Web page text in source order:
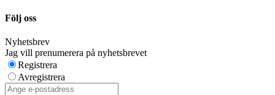
Följ oss
Nyhetsbrev
Jag vill prenumerera på nyhetsbrevet
Registrera
Avregistrera